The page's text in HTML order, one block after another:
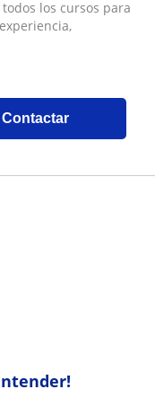
los cursos para
Contactar